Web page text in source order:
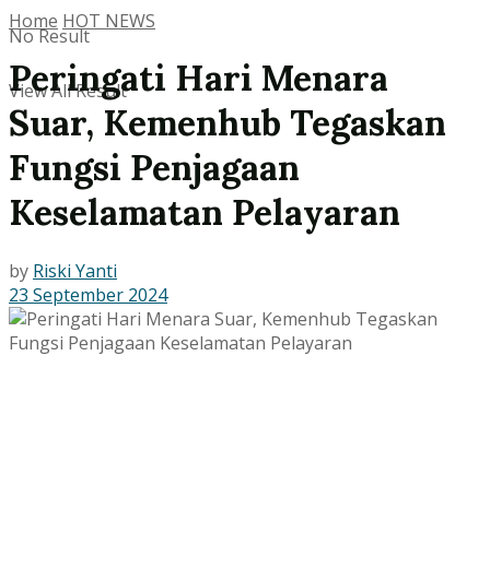
No Result
View All Result
Home HOT NEWS
Peringati Hari Menara
Suar, Kemenhub Tegaskan
Fungsi Penjagaan
Keselamatan Pelayaran
by Riski Yanti
23 September 2024